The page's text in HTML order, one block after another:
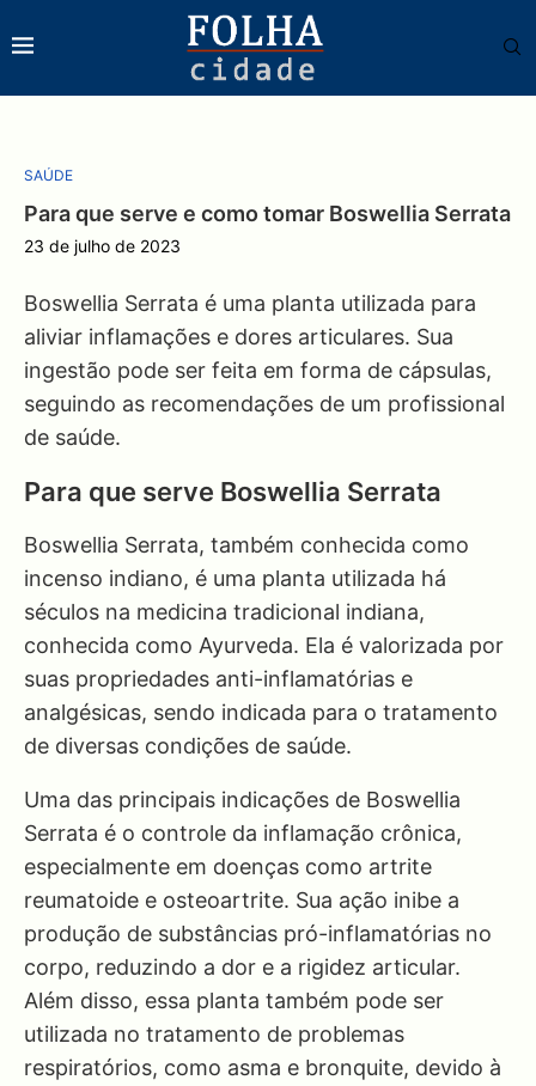
SAÚDE
Para que serve e como tomar Boswellia Serrata
23 de julho de 2023
Boswellia Serrata é uma planta utilizada para
aliviar inflamações e dores articulares. Sua
ingestão pode ser feita em forma de cápsulas,
seguindo as recomendações de um profissional
de saúde.
Para que serve Boswellia Serrata
Boswellia Serrata, também conhecida como
incenso indiano, é uma planta utilizada há
séculos na medicina tradicional indiana,
conhecida como Ayurveda. Ela é valorizada por
suas propriedades anti-inflamatórias e
analgésicas, sendo indicada para o tratamento
de diversas condições de saúde.
Uma das principais indicações de Boswellia
Serrata é o controle da inflamação crônica,
especialmente em doenças como artrite
reumatoide e osteoartrite. Sua ação inibe a
produção de substâncias pró-inflamatórias no
corpo, reduzindo a dor e a rigidez articular.
Além disso, essa planta também pode ser
utilizada no tratamento de problemas
respiratórios, como asma e bronquite, devido à